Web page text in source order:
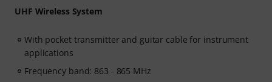
UHF Wireless System
With pocket transmitter and guitar cable for instrument
applications
Frequency band: 863 - 865 MHz